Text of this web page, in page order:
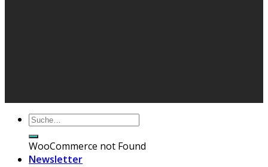
WooCommerce not Found
Newsletter